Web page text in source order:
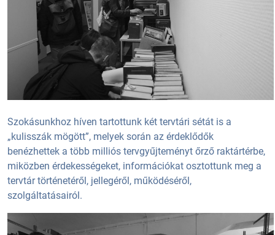
Szokásunkhoz híven tartottunk két tervtári sétát is a
„kulisszák mögött”, melyek során az érdeklődők
benézhettek a több milliós tervgyűjteményt őrző raktártérbe,
miközben érdekességeket, információkat osztottunk meg a
tervtár történetéről, jellegéről, működéséről,
szolgáltatásairól.